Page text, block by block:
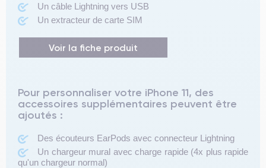
Un câble Lightning vers USB
Un extracteur de carte SIM
Voir la fiche produit
Pour personnaliser votre iPhone 11, des
accessoires supplémentaires peuvent être
ajoutés :
Des écouteurs EarPods avec connecteur Lightning
Un chargeur mural avec charge rapide (4x plus rapide
qu'un chargeur normal)